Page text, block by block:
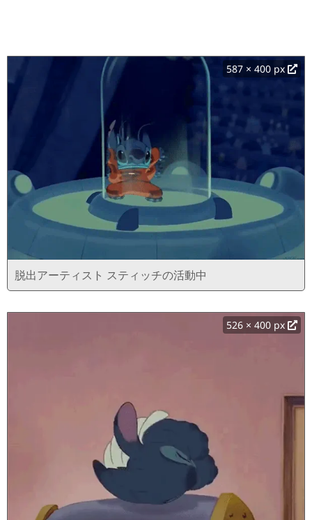
587 × 400 px
脱出アーティスト スティッチの活動中
526 × 400 px